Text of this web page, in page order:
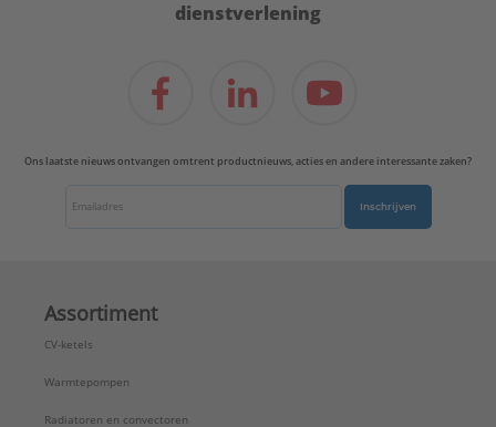
dienstverlening
Ons laatste nieuws ontvangen omtrent productnieuws, acties en andere interessante zaken?
Inschrijven
Assortiment
CV-ketels
Warmtepompen
Radiatoren en convectoren